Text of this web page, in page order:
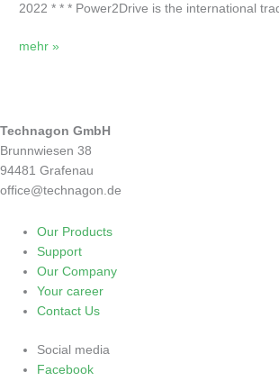
2022 * * * Power2Drive is the international
mehr »
Technagon GmbH
Brunnwiesen 38
94481 Grafenau
office@technagon.de
Our Products
Support
Our Company
Your career
Contact Us
Social media
Facebook